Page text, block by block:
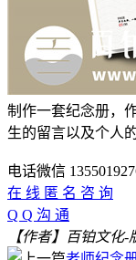
制作一套纪念册，
生的留言以及个人
电话微信
在 线 匿 名 咨 询
Q Q 沟 通
【作者】百铂文化-